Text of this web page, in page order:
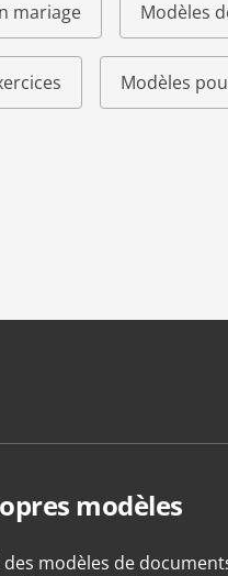
mariage Modèles
Modèles
modèles
modèles de